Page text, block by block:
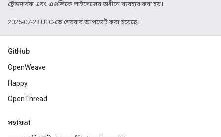
ট্রেডমার্রক এবং এগুলিকে লাইসেন্সের অধীনে ব্যবহার করা হয়।
2025-07-28 UTC-তে শেষবার আপডেট করা হয়েছে।
GitHub
OpenWeave
Happy
OpenThread
সহায়তা